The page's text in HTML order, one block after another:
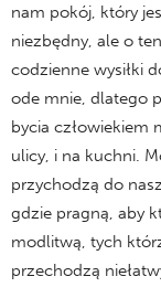
nam pokój, który
niezbędny, ale o
codzienne wysiłki
ode mnie, dlatego
bycia człowiekiem
ulicy, i na kuchni.
przychodzą do
gdzie pragną, aby
modlitwą, tych
przechodzą